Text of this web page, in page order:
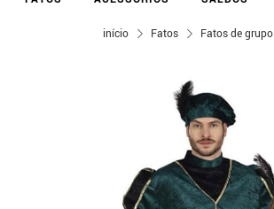
início Fatos Fatos de grupo